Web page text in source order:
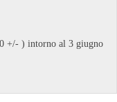
+/- ) intorno al 3 giugno